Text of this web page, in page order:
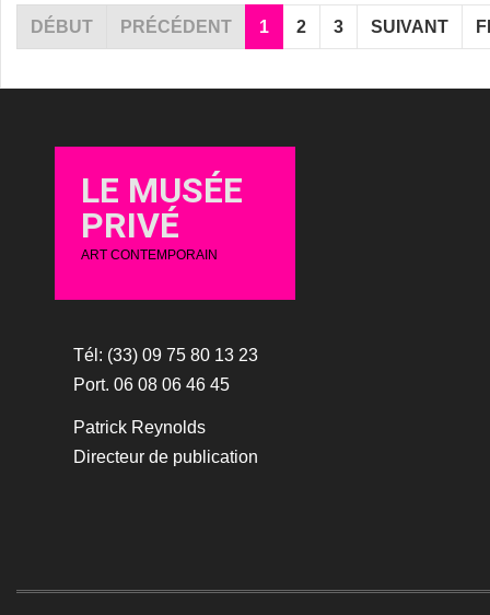
DÉBUT PRÉCÉDENT 1 2 3 SUIVANT
LE MUSÉE
PRIVÉ
ART CONTEMPORAIN
Tél: (33) 09 75 80 13 23
Port. 06 08 06 46 45
Patrick Reynolds
Directeur de publication